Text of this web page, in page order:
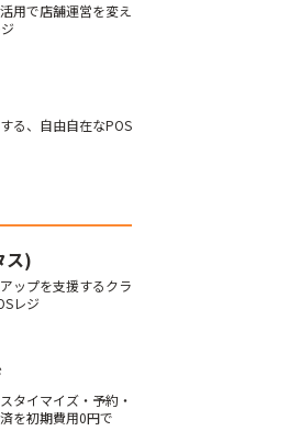
用で店舗運営を変え
る、自由自在なPOS
ス)
ップを支援するクラ
レジ
タイマイズ・予約・
を初期費用0円で